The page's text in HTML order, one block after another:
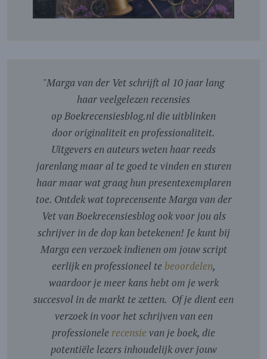
"Marga van der Vet schrijft al 10 jaar lang
haar veelgelezen recensies
op Boekrecensiesblog.nl die uitblinken
door originaliteit en professionaliteit.
Uitgevers en auteurs weten haar reeds
jarenlang maar al te goed te vinden en sturen
haar maar wat graag hun presentexemplaren
toe. Ontdek wat toprecensente Marga van der
Vet van Boekrecensiesblog ook voor jou als
schrijver in de dop kan betekenen! Je kunt bij
Marga een verzoek indienen om jouw script
eerlijk en professioneel te beoordelen,
waardoor je meer kans hebt om je werk
succesvol in de markt te zetten. Of je dient een
verzoek in voor het schrijven van een
professionele recensievan je boek, die
potentiële lezers inhoudelijk over jouw